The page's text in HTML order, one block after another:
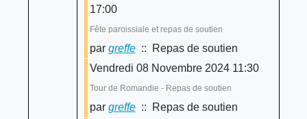
17:00
Fête paroissiale et repas de soutien
par greffe:: Repas de soutien
Vendredi 08 Novembre 2024 11:30
Tour de Romandie - Repas de soutien
par greffe:: Repas de soutien